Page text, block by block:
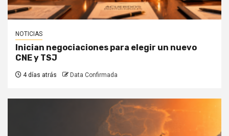
NOTICIAS
Inician negociaciones para elegir un nuevo
CNE y TSJ
4 días atrás Data Confirmada